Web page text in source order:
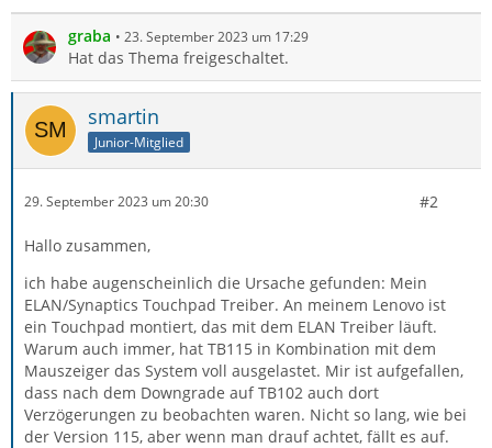
graba 23. September 2023 um 17:29
Hat das Thema freigeschaltet.
smartin
Junior-Mitglied
29. September 2023 um 20:30 #2
Hallo zusammen,
ich habe augenscheinlich die Ursache gefunden: Mein
ELAN/Synaptics Touchpad Treiber. An meinem Lenovo ist
ein Touchpad montiert, das mit dem ELAN Treiber läuft.
Warum auch immer, hat TB115 in Kombination mit dem
Mauszeiger das System voll ausgelastet. Mir ist aufgefallen,
dass nach dem Downgrade auf TB102 auch dort
Verzögerungen zu beobachten waren. Nicht so lang, wie bei
der Version 115, aber wenn man drauf achtet, fällt es auf.